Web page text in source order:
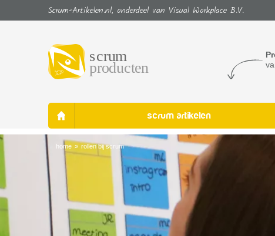
Scrum-Artikelen.nl, onderdeel van Visual Workplace B.V.
scrum artikelen
home » rollen bij scrum